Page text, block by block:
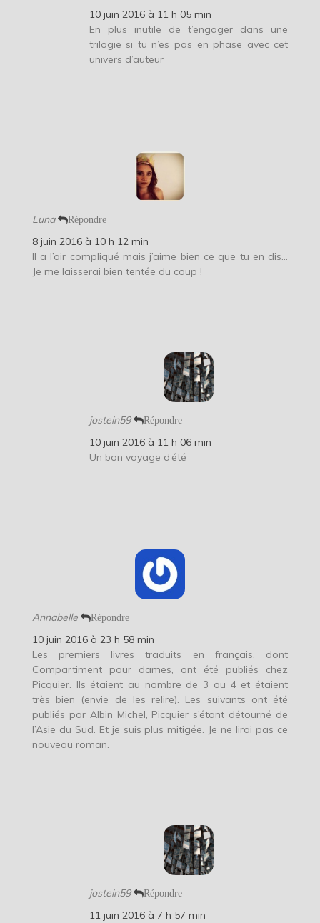
10 juin 2016 à 11 h 05 min
En plus inutile de t’engager dans une
trilogie si tu n’es pas en phase avec cet
univers d’auteur
Luna Répondre
8 juin 2016 à 10 h 12 min
Il a l’air compliqué mais j’aime bien ce que tu en dis…
Je me laisserai bien tentée du coup !
jostein59 Répondre
10 juin 2016 à 11 h 06 min
Un bon voyage d’été
Annabelle Répondre
10 juin 2016 à 23 h 58 min
Les premiers livres traduits en français, dont
Compartiment pour dames, ont été publiés chez
Picquier. Ils étaient au nombre de 3 ou 4 et étaient
très bien (envie de les relire). Les suivants ont été
publiés par Albin Michel, Picquier s’étant détourné de
l’Asie du Sud. Et je suis plus mitigée. Je ne lirai pas ce
nouveau roman.
jostein59 Répondre
11 juin 2016 à 7 h 57 min